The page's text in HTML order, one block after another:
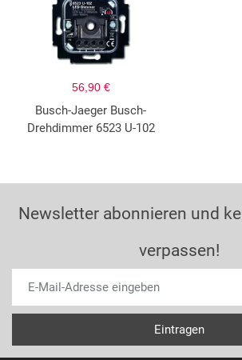
56,90 €
Busch-Jaeger Busch-
Drehdimmer 6523 U-102
Newsletter abonnieren und
verpassen!